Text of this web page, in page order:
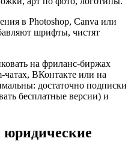
в Photoshop, Canva или
шрифты, чистят
на фриланс-биржах
чатах, ВКонтакте или на
достаточно подписки
бесплатные версии) и